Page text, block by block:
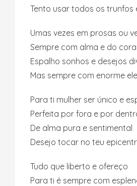
Tento usar todos os trunfos
Umas vezes em prosas ou
Sempre com alma e do
Espalho sonhos e desejos
Mas sempre com enorme
Para ti mulher ser único e
Perfeita por fora e por
De alma pura e sentimental
Desejo tocar no teu
Tudo que liberto e ofereço
Para ti é sempre com